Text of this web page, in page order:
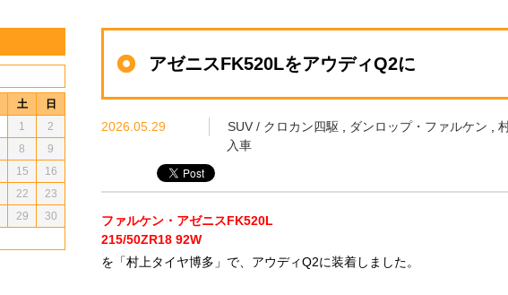
アゼニスFK520LをアウディQ2に
2026.05.29 SUV / クロカン四駆 ダンロップ・ファルケン
入車
ファルケン・アゼニスFK520L
215/50ZR18 92W
を「村上タイヤ博多」で、アウディQ2に装着しました。
土 日
1
2
8
9
15
16
22
23
29
30